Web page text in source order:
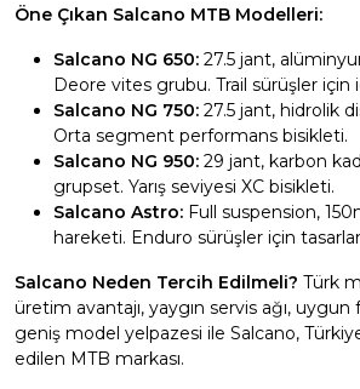
Öne Çıkan Salcano MTB Modelleri:
Salcano NG 650: 27.5 jant,
Deore vites grubu. Trail sürüşler için
Salcano NG 750: 27.5 jant, hidrolik
Orta segment performans bisikleti.
Salcano NG 950: 29 jant, karbon
grupset. Yarış seviyesi XC bisikleti.
Salcano Astro: Full suspension,
hareketi. Enduro sürüşler için
Salcano Neden Tercih Edilmeli? Türk
üretim avantajı, yaygın servis ağı, uygun
geniş model yelpazesi ile Salcano,
edilen MTB markası.